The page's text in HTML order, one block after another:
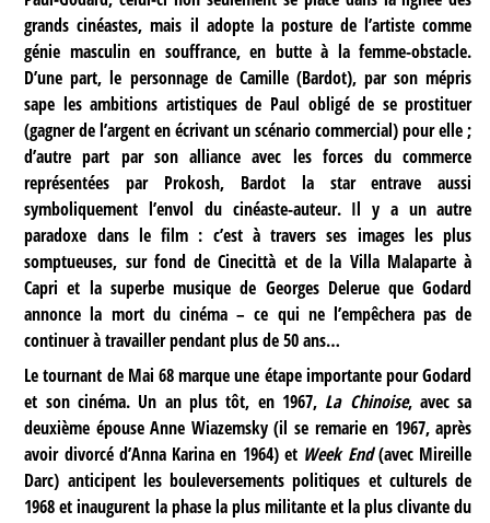
grands cinéastes, mais il adopte la posture de l’artiste comme
génie masculin en souffrance, en butte à la femme-obstacle.
D’une part, le personnage de Camille (Bardot), par son mépris
sape les ambitions artistiques de Paul obligé de se prostituer
(gagner de l’argent en écrivant un scénario commercial) pour elle ;
d’autre part par son alliance avec les forces du commerce
représentées par Prokosh, Bardot la star entrave aussi
symboliquement l’envol du cinéaste-auteur. Il y a un autre
paradoxe dans le film : c’est à travers ses images les plus
somptueuses, sur fond de Cinecittà et de la Villa Malaparte à
Capri et la superbe musique de Georges Delerue que Godard
annonce la mort du cinéma – ce qui ne l’empêchera pas de
continuer à travailler pendant plus de 50 ans…
Le tournant de Mai 68 marque une étape importante pour Godard
et son cinéma. Un an plus tôt, en 1967, La Chinoise, avec sa
deuxième épouse Anne Wiazemsky (il se remarie en 1967, après
avoir divorcé d’Anna Karina en 1964) et Week End(avec Mireille
Darc) anticipent les bouleversements politiques et culturels de
1968 et inaugurent la phase la plus militante et la plus clivante du